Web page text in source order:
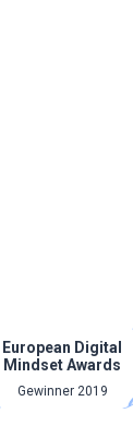
European Digital
Mindset Awards
Gewinner 2019